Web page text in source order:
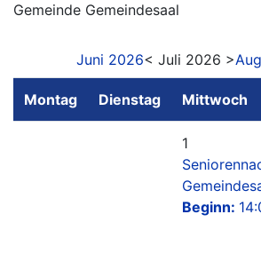
Gemeinde Gemeindesaal
Juni 2026< Juli 2026 >
Montag Dienstag Mittwoch
1
Beginn: